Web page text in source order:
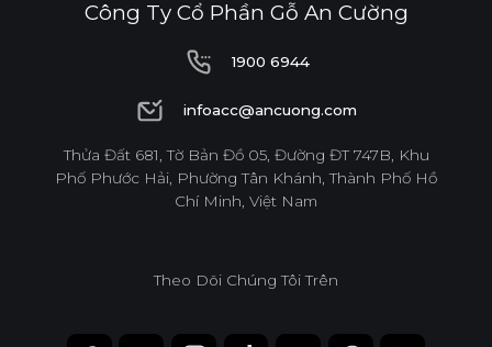
Công Ty Cổ Phần Gỗ An Cường
1900 6944
1900 6944
infoacc@ancuong.com
infoacc@ancuong.com
Thửa Đất 681, Tờ Bản Đồ 05, Đường ĐT 747B, Khu
Phố Phước Hải, Phường Tân Khánh, Thành Phố Hồ
Chí Minh, Việt Nam
Theo Dõi Chúng Tôi Trên